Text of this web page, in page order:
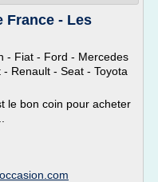
France - Les
- Fiat - Ford - Mercedes
Renault - Seat - Toyota
le bon coin pour acheter